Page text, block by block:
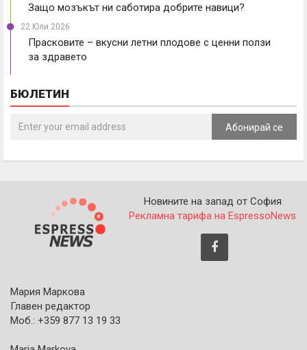
Защо мозъкът ни саботира добрите навици?
22 Юли 2026
Прасковите – вкусни летни плодове с ценни ползи
за здравето
БЮЛЕТИН
Абонирай се
Новините на запад от София
Рекламна тарифа на EspressoNews
Мария Маркова
Главен редактор
Моб.: +359 877 13 19 33